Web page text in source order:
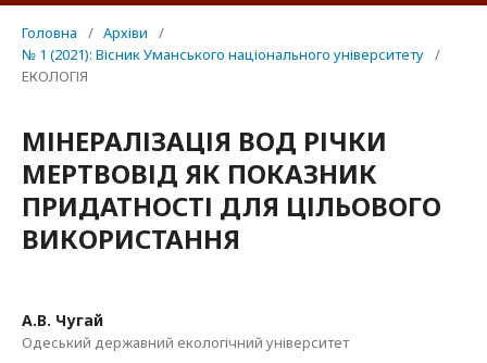
Головна / Архіви
/
№ 1 (2021): Вісник Уманського національного університету /
ЕКОЛОГІЯ
МІНЕРАЛІЗАЦІЯ ВОД РІЧКИ
МЕРТВОВІД ЯК ПОКАЗНИК
ПРИДАТНОСТІ ДЛЯ ЦІЛЬОВОГО
ВИКОРИСТАННЯ
А.В. Чугай
Одеський державний екологічний університет